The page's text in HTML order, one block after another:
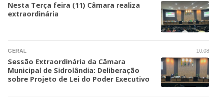
Nesta Terça feira (11) Câmara realiza
extraordinária
10:08
GERAL
Sessão Extraordinária da Câmara
Municipal de Sidrolândia: Deliberação
sobre Projeto de Lei do Poder Executivo